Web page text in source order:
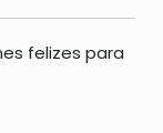
felizes para